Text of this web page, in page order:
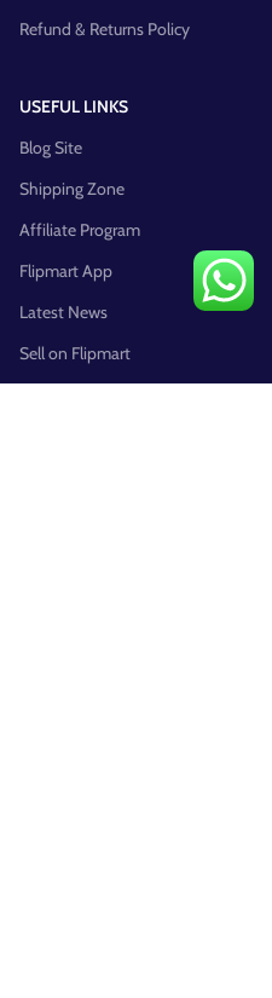
Refund & Returns Policy
USEFUL LINKS
Blog Site
Shipping Zone
Affiliate Program
Flipmart App
Latest News
Sell on Flipmart